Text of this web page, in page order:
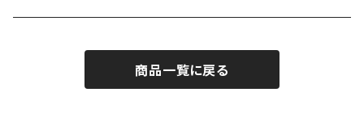
商品一覧に戻る